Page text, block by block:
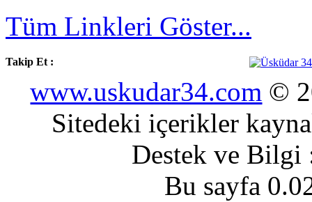
Tüm Linkleri Göster...
Takip Et :
www.uskudar34.com ©
Sitedeki içerikler
Destek ve
Bu sayfa